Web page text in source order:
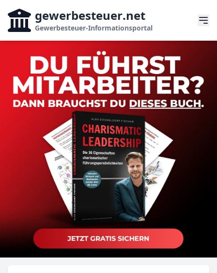
gewerbesteuer.net
Gewerbesteuer-Informationsportal